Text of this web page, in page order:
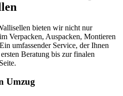
bieten wir nicht nur
Verpacken, Auspacken, Montieren
umfassender Service, der Ihnen
Beratung bis zur finalen
Umzug